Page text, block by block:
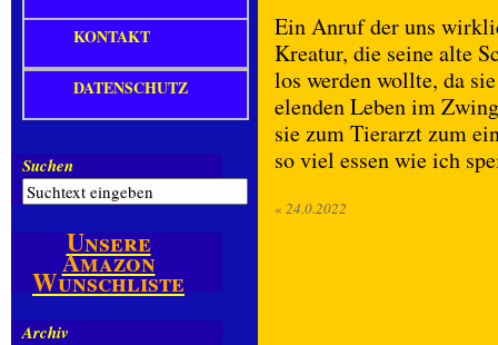
Ein Anruf der uns
Kreatur, die seine alte
los werden wollte, da
elenden Leben im
sie zum Tierarzt zum
so viel essen wie ich
« 24.0.2022
KONTAKT
DATENSCHUTZ
Suchen
Unsere
Amazon
Wunschliste
Archiv